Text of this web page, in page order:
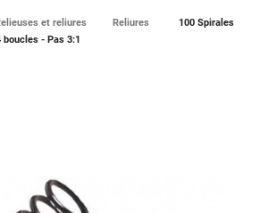
et reliures Reliures
100 Spirales
- Pas 3:1